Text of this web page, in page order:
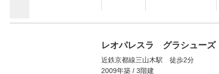
レオパレスラ グラシューズ
近鉄京都線三山木駅 徒歩2分
2009年築 / 3階建